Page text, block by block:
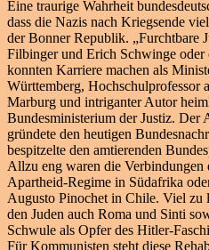
Eine traurige Wahrheit
dass die Nazis nach Kriegsende
der Bonner Republik. „Furchtbare
Filbinger und Erich Schwinge
konnten Karriere machen als
Württemberg, Hochschulprofessor
Marburg und intriganter Autor
Bundesministerium der Justiz. Der
gründete den heutigen
bespitzelte den amtierenden
Allzu eng waren die Verbindungen
Apartheid-Regime in Südafrika
Augusto Pinochet in Chile. Viel zu
den Juden auch Roma und Sinti
Schwule als Opfer des Hitler-
Für Kommunisten steht diese